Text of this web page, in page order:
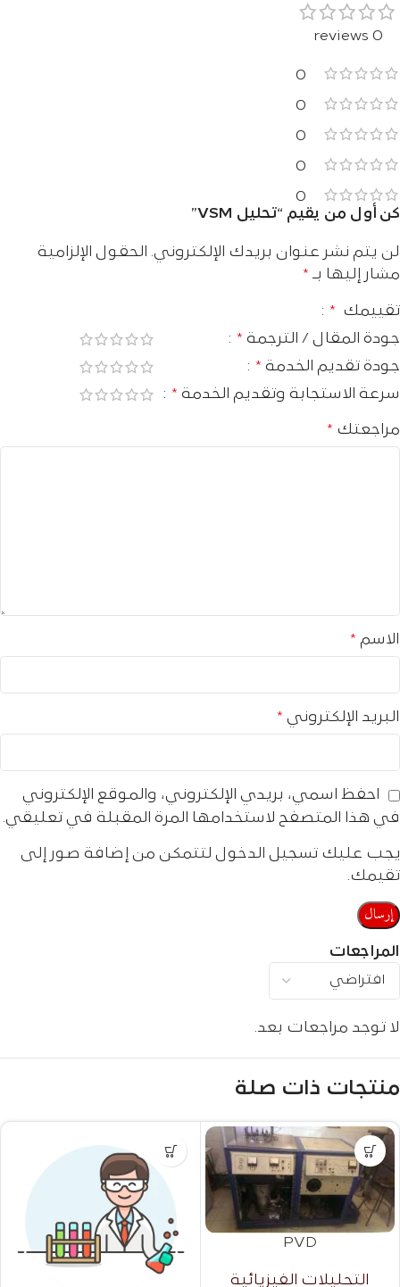
0 reviews
0
0
0
0
0
المراجعات
لا توجد مراجعات بعد.
كن أول من يقيم “تحليل VSM”
لن يتم نشر عنوان بريدك الإلكتروني. الحقول الإلزامية
مشار إليها بـ *
تقييمك *
جودة المقال / الترجمة *
جودة تقديم الخدمة *
سرعة الاستجابة وتقديم الخدمة *
مراجعتك *
الاسم *
البريد الإلكتروني *
احفظ اسمي، بريدي الإلكتروني، والموقع الإلكتروني
في هذا المتصفح لاستخدامها المرة المقبلة في تعليقي.
يجب عليك تسجيل الدخول لتتمكن من إضافة صور إلى
تقيمك.
منتجات ذات صلة
PVD
التحليلات الفيزيائية